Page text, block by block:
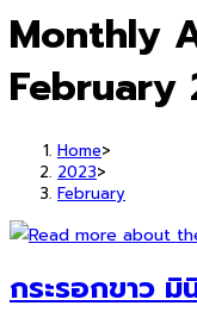
Monthly
February
Home>
2023>
February
กระรอกขาว